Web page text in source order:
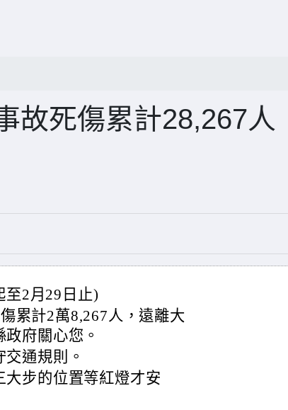
故死傷累計28,267人
至2月29日止)
累計2萬8,267人，遠離大
府關心您。
通規則。
步的位置等紅燈才安